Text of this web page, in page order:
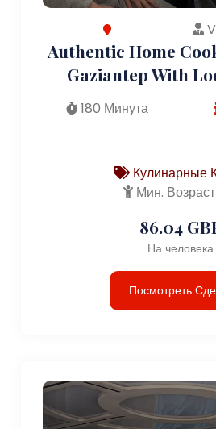
Authentic Home
Gaziantep With
180 Минута
Кулинарные
Мин. Возраст
86.04
На человека
Посмотреть